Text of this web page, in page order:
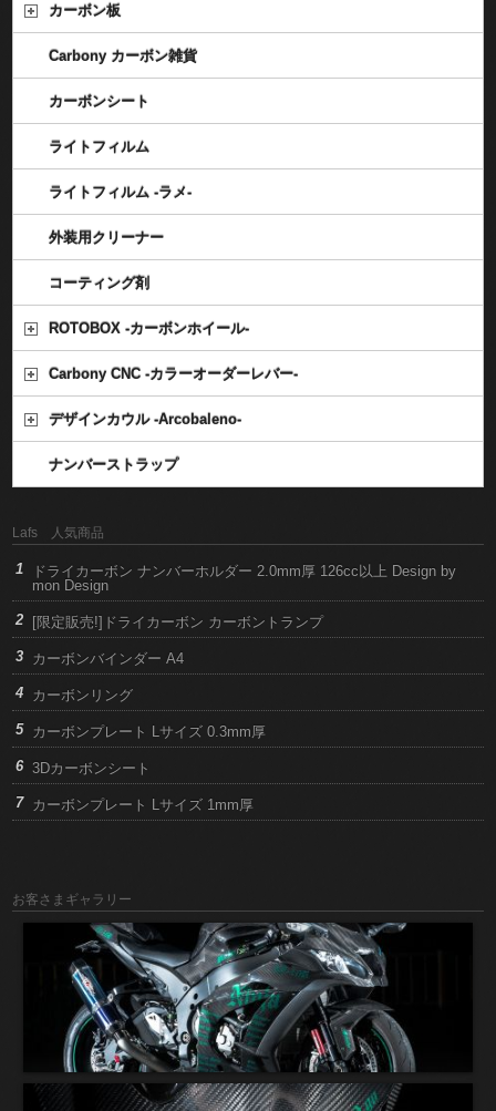
カーボン板
Carbony カーボン雑貨
カーボンシート
ライトフィルム
ライトフィルム -ラメ-
外装用クリーナー
コーティング剤
ROTOBOX -カーボンホイール-
Carbony CNC -カラーオーダーレバー-
デザインカウル -Arcobaleno-
ナンバーストラップ
Lafs 人気商品
ドライカーボン ナンバーホルダー 2.0mm厚 126cc以上 Design by
mon Design
[限定販売!]ドライカーボン カーボントランプ
カーボンバインダー A4
カーボンリング
カーボンプレート Lサイズ 0.3mm厚
3Dカーボンシート
カーボンプレート Lサイズ 1mm厚
お客さまギャラリー